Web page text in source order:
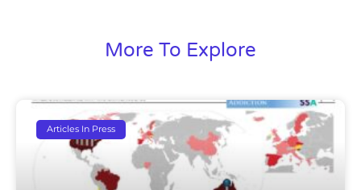
More To Explore
Articles In Press